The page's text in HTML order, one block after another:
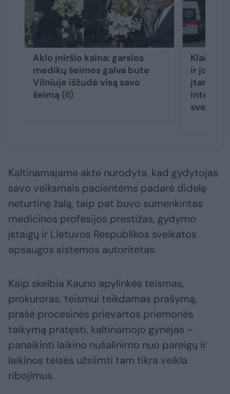
Aklo įniršio kaina: garsios
medikų šeimos galva bute
Vilniuje išžudė visą savo
šeimą (6)
ir jos
įtarimų
Kaltinamajame akte nurodyta, kad gydytojas
savo veiksmais pacientėms padarė didelę
neturtinę žalą, taip pat buvo sumenkintas
medicinos profesijos prestižas, gydymo
įstaigų ir Lietuvos Respublikos sveikatos
apsaugos sistemos autoritetas.
Kaip skelbia Kauno apylinkės teismas,
prokuroras, teismui teikdamas prašymą,
prašė procesinės prievartos priemonės
taikymą pratęsti, kaltinamojo gynėjas –
panaikinti laikino nušalinimo nuo pareigų ir
laikinos teisės užsiimti tam tikra veikla
ribojimus.